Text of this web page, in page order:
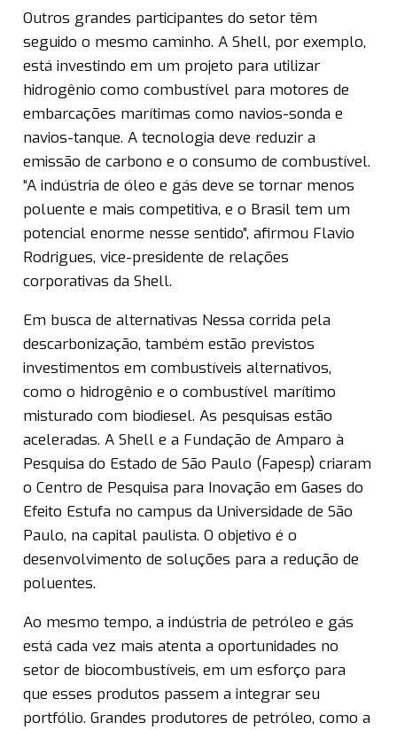
Outros grandes participantes do setor têm
seguido o mesmo caminho. A Shell, por exemplo,
está investindo em um projeto para utilizar
hidrogênio como combustível para motores de
embarcações marítimas como navios-sonda e
navios-tanque. A tecnologia deve reduzir a
emissão de carbono e o consumo de combustível.
“A indústria de óleo e gás deve se tornar menos
poluente e mais competitiva, e o Brasil tem um
potencial enorme nesse sentido”, afirmou Flavio
Rodrigues, vice-presidente de relações
corporativas da Shell.
Em busca de alternativas Nessa corrida pela
descarbonização, também estão previstos
investimentos em combustíveis alternativos,
como o hidrogênio e o combustível marítimo
misturado com biodiesel. As pesquisas estão
aceleradas. A Shell e a Fundação de Amparo à
Pesquisa do Estado de São Paulo (Fapesp) criaram
o Centro de Pesquisa para Inovação em Gases do
Efeito Estufa no campus da Universidade de São
Paulo, na capital paulista. O objetivo é o
desenvolvimento de soluções para a redução de
poluentes.
Ao mesmo tempo, a indústria de petróleo e gás
está cada vez mais atenta a oportunidades no
setor de biocombustíveis, em um esforço para
que esses produtos passem a integrar seu
portfólio. Grandes produtores de petróleo, como a